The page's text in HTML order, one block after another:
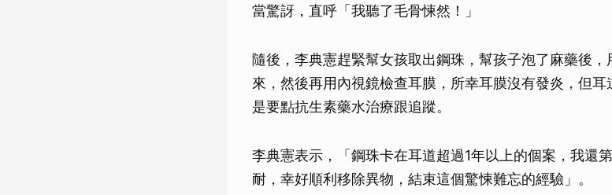
當驚訝，直呼「我聽了毛骨悚然！」
隨後，李典憲趕緊幫女孩取出鋼珠，幫孩子泡了麻藥後
來，然後再用內視鏡檢查耳膜，所幸耳膜沒有發炎，但
是要點抗生素藥水治療跟追蹤。
李典憲表示，「鋼珠卡在耳道超過1年以上的個案，我還
耐，幸好順利移除異物，結束這個驚悚難忘的經驗」。